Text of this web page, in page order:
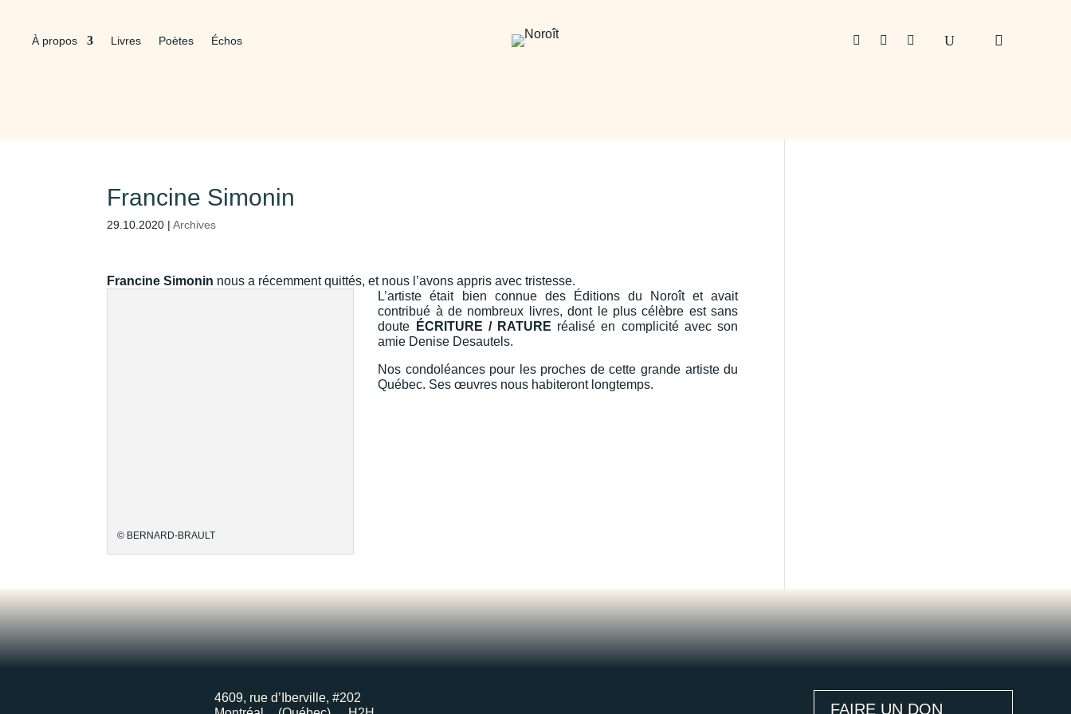
À propos Livres Poètes Échos   
Francine Simonin
29.10.2020 |Archives
Francine Simonin nous a récemment quittés, et nous l’avons appris avec tristesse.
© BERNARD-BRAULT
L’artiste était bien connue des Éditions du Noroît et avait
contribué à de nombreux livres, dont le plus célèbre est sans
doute
ÉCRITURE / RATURE réalisé en complicité avec son
amie Denise Desautels.
Nos condoléances pour les proches de cette grande artiste du
Québec. Ses œuvres nous habiteront longtemps.
4609, rue d’Iberville, #202
FAIRE UN DON